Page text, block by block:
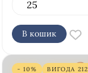
В кошик
- 10% ВИГОДА 212